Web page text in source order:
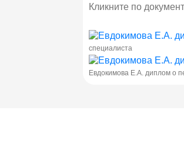
Кликните по
специалиста
Евдокимова Е.А. диплом о